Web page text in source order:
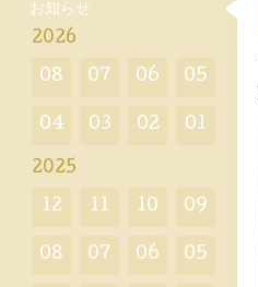
お知らせ
2026
08 07 06 05
04 03 02 01
2025
12 11 10 09
08 07 06 05